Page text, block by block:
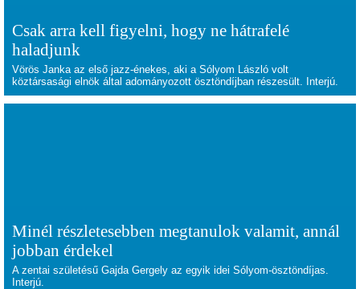
Csak arra kell figyelni, hogy ne hátrafelé
haladjunk
Vörös Janka az első jazz-énekes, aki a Sólyom László volt
köztársasági elnök által adományozott ösztöndíjban részesült. Interjú.
Minél részletesebben megtanulok valamit, annál
jobban érdekel
A zentai születésű Gajda Gergely az egyik idei Sólyom-ösztöndíjas.
Interjú.